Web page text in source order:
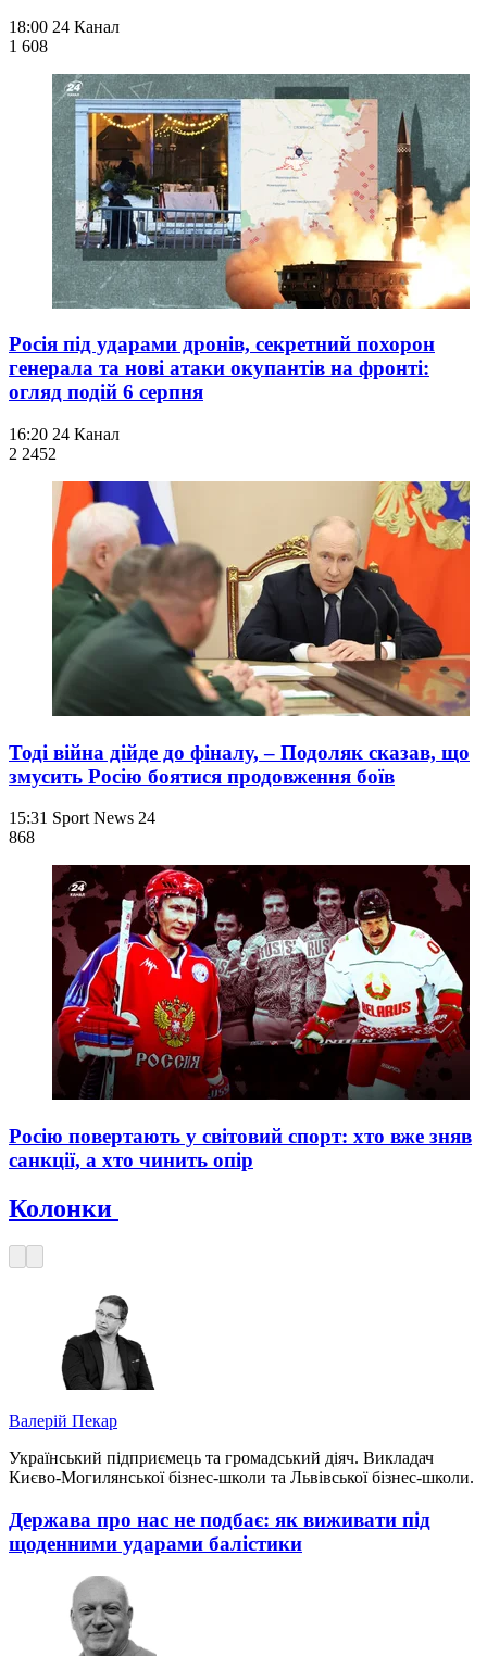
18:00 24 Канал
1 608
Росія під ударами дронів, секретний похорон
генерала та нові атаки окупантів на фронті:
огляд подій 6 серпня
16:20 24 Канал
2 2452
Тоді війна дійде до фіналу, – Подоляк сказав, що
змусить Росію боятися продовження боїв
15:31 Sport News 24
868
Росію повертають у світовий спорт: хто вже зняв
санкції, а хто чинить опір
Колонки
Валерій Пекар
Український підприємець та громадський діяч. Викладач
Києво-Могилянської бізнес-школи та Львівської бізнес-школи.
Держава про нас не подбає: як виживати під
щоденними ударами балістики